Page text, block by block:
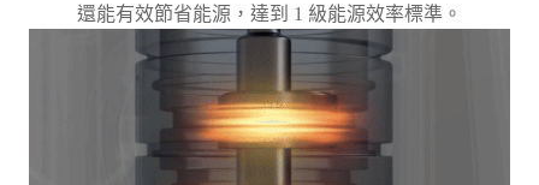
還能有效節省能源，達到 1 級能源效率標準。